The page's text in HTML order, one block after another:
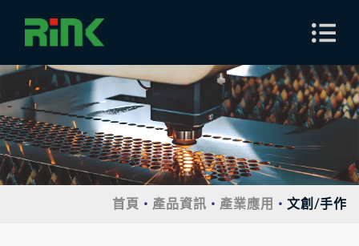
首頁 產品資訊 產業應用 文創/手作